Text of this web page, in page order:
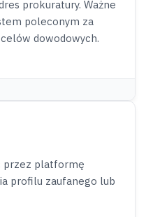
prokuratury. Ważne
poleconym za
dowodowych.
przez platformę
profilu zaufanego lub